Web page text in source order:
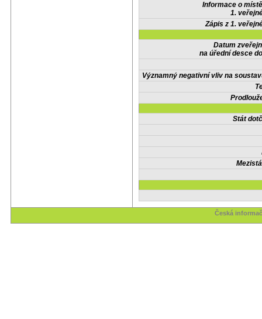
Informace o
1.
Zápis z 1.
Datum
na úřední desce
Významný negativní vliv na
Stát
Česká